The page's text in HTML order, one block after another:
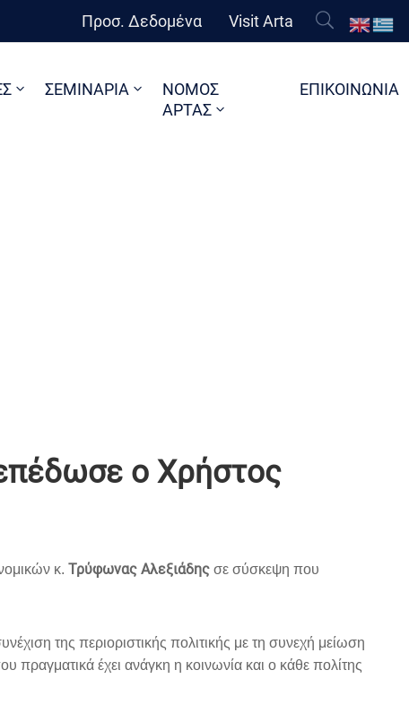
Προσ. Δεδομένα Visit Arta
ΣΕΜΙΝΑΡΙΑ
ΝΟΜΟΣ
ΑΡΤΑΣ
ΕΠΙΚΟΙΝΩΝΙΑ
ο Χρήστος
κ. Τρύφωνας Αλεξιάδης σε σύσκεψη που
της περιοριστικής πολιτικής με τη συνεχή μείωση
πραγματικά έχει ανάγκη η κοινωνία και ο κάθε πολίτης